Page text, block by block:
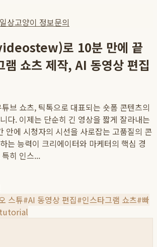
상고양이 정보문의
로 10분 만에 끝
램 쇼츠 제작, AI 동영상 편집
브 쇼츠, 틱톡으로 대표되는 숏폼 콘텐츠의
다. 이제는 단순히 긴 영상을 짧게 잘라내는
안에 시청자의 시선을 사로잡는 고품질의 콘
는 능력이 크리에이터와 마케터의 핵심 경
히 인스...
스튜#AI 동영상 편집#인스타그램 쇼츠#빠
tutorial